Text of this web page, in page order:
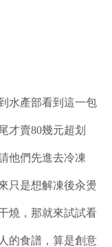
水產部看到這一包
才賣80幾元超划
他們先進去冷凍
只是想解凍後汆燙
燒，那就來試試看
的食譜，算是創意